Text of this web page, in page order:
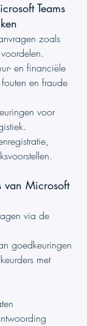
Teams
zoals
en financiële
en fraude
voor
van Microsoft
via de
goedkeuringen
met